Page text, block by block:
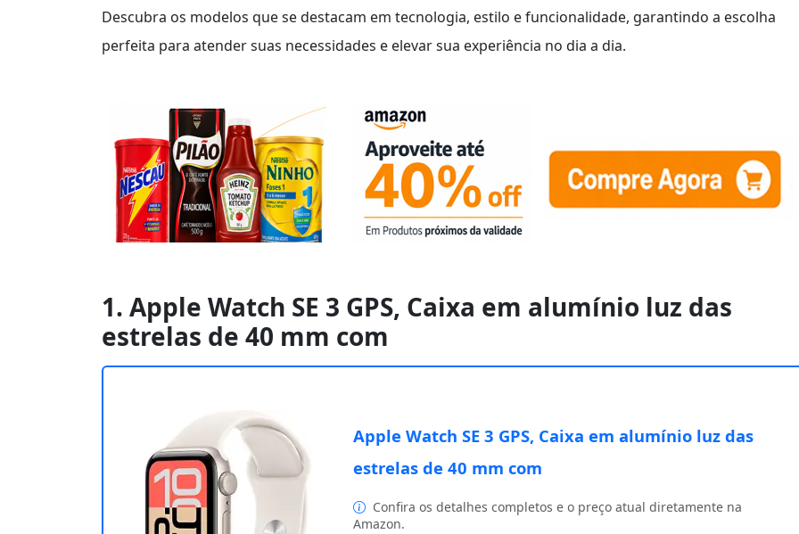
Descubra os modelos que se destacam em tecnologia, estilo e funcionalidade, garantindo a escolha
perfeita para atender suas necessidades e elevar sua experiência no dia a dia.
1. Apple Watch SE 3 GPS, Caixa em alumínio luz das
estrelas de 40 mm com
Apple Watch SE 3 GPS, Caixa em alumínio luz das
estrelas de 40 mm com
Confira os detalhes completos e o preço atual diretamente na
Amazon.